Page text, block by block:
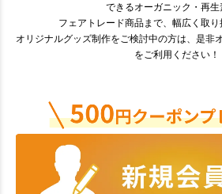
できるオーガニック・再生
フェアトレード商品まで、幅広く取り
オリジナルグッズ制作をご検討中の方は、是非
をご利用ください！